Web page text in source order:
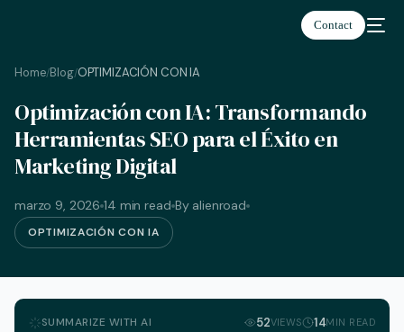
Contact
Home/Blog/OPTIMIZACIÓN CON IA
Optimización con IA: Transformando
Herramientas SEO para el Éxito en
Marketing Digital
marzo 9, 2026 14 min read By alienroad
OPTIMIZACIÓN CON IA
SUMMARIZE WITH AI 52VIEWS 14MIN READ
Español